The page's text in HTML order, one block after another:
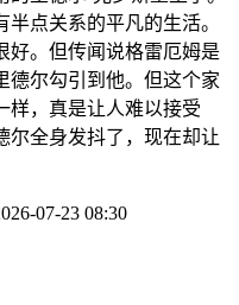
点关系的平凡的生活。
好。但传闻说格雷厄姆是
德尔勾引到他。但这个家
样，真是让人难以接受
尔全身发抖了，现在却让
07-23 08:30